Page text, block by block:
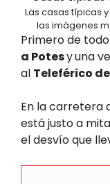
Las casas típicas
las imágenes
Primero de
a Potesyuna
al Teleférico
En la carretera
está justo a
el desvío que